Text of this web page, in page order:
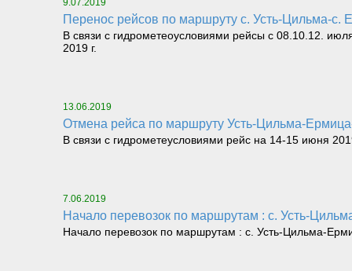
9.07.2019
Перенос рейсов по маршруту с. Усть-Цильма-с.
В связи с гидрометеоусловиями рейсы с 08.10.12.
2019 г.
13.06.2019
Отмена рейса по маршруту Усть-Цильма-
В связи с гидрометеусловиями рейс на 14-15 июня
7.06.2019
Начало перевозок по маршрутам : с. Усть-
Начало перевозок по маршрутам : с. Усть-Цильма-